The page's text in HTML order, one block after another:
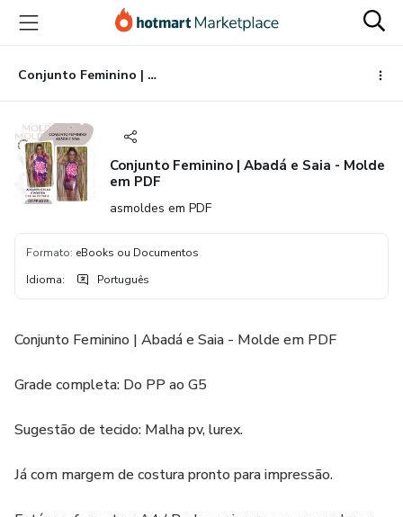
para
conteúdo
principal
para
pagamento
para
rodapé
Conjunto Feminino | Abadá e Saia - Molde em PDF
Conjunto Feminino | Abadá e Saia - Molde
em PDF
asmoldes em PDF
Formato: eBooks ou Documentos
Idioma: Português
Conjunto Feminino | Abadá e Saia - Molde em PDF
Grade completa: Do PP ao G5
Sugestão de tecido: Malha pv, lurex.
Já com margem de costura pronto para impressão.